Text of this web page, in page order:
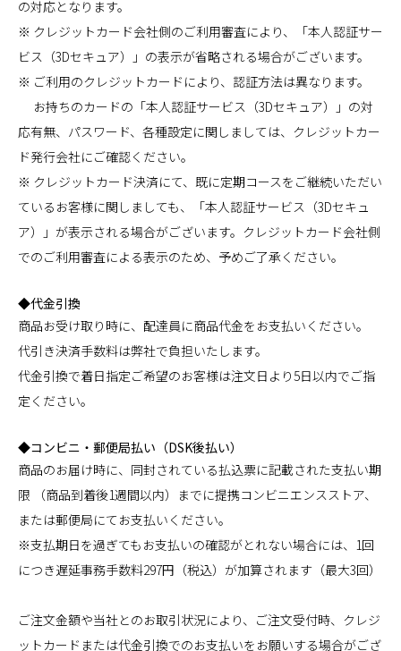
の対応となります。
※ クレジットカード会社側のご利用審査により、「本人認証サー
ビス（3Dセキュア）」の表示が省略される場合がございます。
※ ご利用のクレジットカードにより、認証方法は異なります。
お持ちのカードの「本人認証サービス（3Dセキュア）」の対
応有無、パスワード、各種設定に関しましては、クレジットカー
ド発行会社にご確認ください。
※ クレジットカード決済にて、既に定期コースをご継続いただい
ているお客様に関しましても、「本人認証サービス（3Dセキュ
ア）」が表示される場合がございます。クレジットカード会社側
でのご利用審査による表示のため、予めご了承ください。
◆代金引換
商品お受け取り時に、配達員に商品代金をお支払いください。
代引き決済手数料は弊社で負担いたします。
代金引換で着日指定ご希望のお客様は注文日より5日以内でご指
定ください。
◆コンビニ・郵便局払い（DSK後払い）
商品のお届け時に、同封されている払込票に記載された支払い期
限 （商品到着後1週間以内）までに提携コンビニエンスストア、
または郵便局にてお支払いください。
※支払期日を過ぎてもお支払いの確認がとれない場合には、1回
につき遅延事務手数料297円（税込）が加算されます（最大3回）
ご注文金額や当社とのお取引状況により、ご注文受付時、クレジ
ットカードまたは代金引換でのお支払いをお願いする場合がござ